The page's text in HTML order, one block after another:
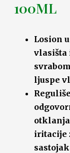
100ML
Losion
vlasišta
ljuspe
iritacije